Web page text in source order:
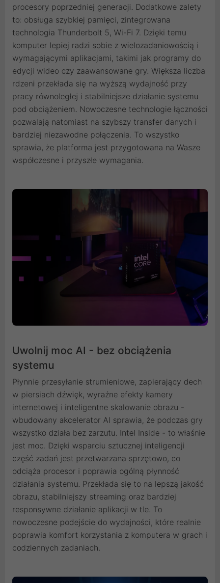
procesory poprzedniej generacji. Dodatkowe zalety
to: obsługa szybkiej pamięci, zintegrowana
technologia Thunderbolt 5, Wi-Fi 7. Dzięki temu
komputer lepiej radzi sobie z wielozadaniowością i
wymagającymi aplikacjami, takimi jak programy do
edycji wideo czy zaawansowane gry. Większa liczba
rdzeni przekłada się na wyższą wydajność przy
pracy równoległej i stabilniejsze działanie systemu
pod obciążeniem. Nowoczesne technologie łączności
pozwalają natomiast na szybszy transfer danych i
bardziej niezawodne połączenia. To wszystko
sprawia, że platforma jest przygotowana na Wasze
współczesne i przyszłe wymagania.
Uwolnij moc AI - bez obciążenia
systemu
Płynnie przesyłanie strumieniowe, zapierający dech
w piersiach dźwięk, wyraźne efekty kamery
internetowej i inteligentne skalowanie obrazu -
wbudowany akcelerator AI sprawia, że podczas gry
wszystko działa bez zarzutu. Intel Inside - to właśnie
jest moc. Dzięki wsparciu sztucznej inteligencji
część zadań jest przetwarzana sprzętowo, co
odciąża procesor i poprawia ogólną płynność
działania systemu. Przekłada się to na lepszą jakość
obrazu, stabilniejszy streaming oraz bardziej
responsywne działanie aplikacji w tle. To
nowoczesne podejście do wydajności, które realnie
poprawia komfort korzystania z komputera w grach i
codziennych zadaniach.